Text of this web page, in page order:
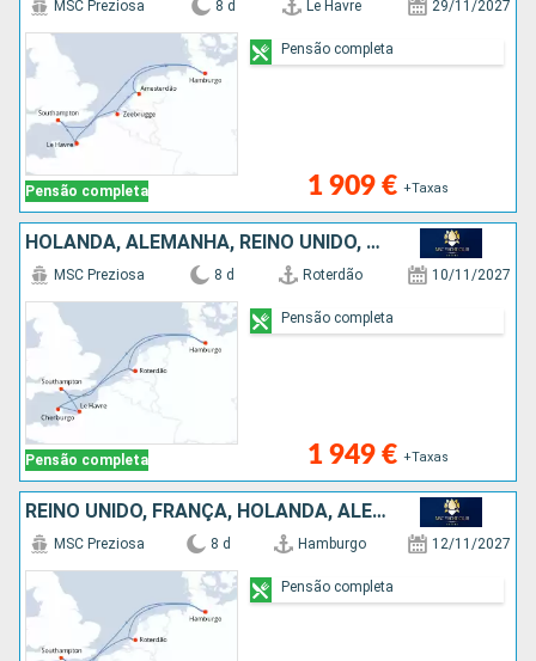
Pensão completa
MSC Preziosa 8 d Le Havre 29/11/2027
1 909 € +Taxas
Pensão completa
HOLANDA, ALEMANHA, REINO UNIDO, FRANÇA
Pensão completa
MSC Preziosa 8 d Roterdão 10/11/2027
1 949 € +Taxas
Pensão completa
REINO UNIDO, FRANÇA, HOLANDA, ALEMANHA
MSC Preziosa 8 d Hamburgo 12/11/2027
Pensão completa